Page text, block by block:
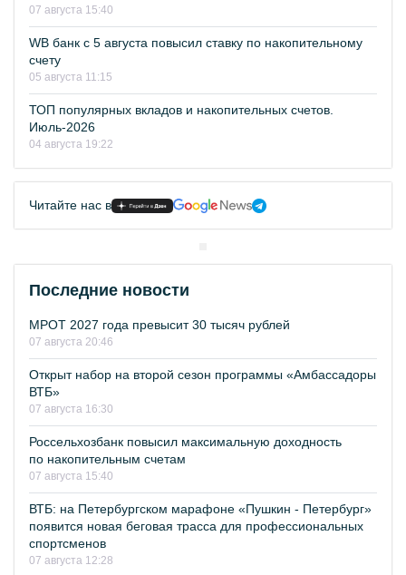
07 августа 15:40
WB банк с 5 августа повысил ставку по накопительному
счету
05 августа 11:15
ТОП популярных вкладов и накопительных счетов.
Июль-2026
04 августа 19:22
Читайте нас в
Последние новости
МРОТ 2027 года превысит 30 тысяч рублей
07 августа 20:46
Открыт набор на второй сезон программы «Амбассадоры
ВТБ»
07 августа 16:30
Россельхозбанк повысил максимальную доходность
по накопительным счетам
07 августа 15:40
ВТБ: на Петербургском марафоне «Пушкин - Петербург»
появится новая беговая трасса для профессиональных
спортсменов
07 августа 12:28